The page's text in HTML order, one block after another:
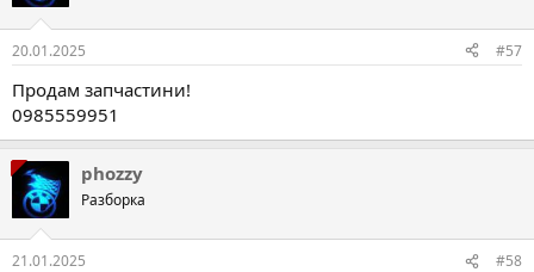
20.01.2025 #57
Продам запчастини!
0985559951
phozzy
Разборка
21.01.2025 #58